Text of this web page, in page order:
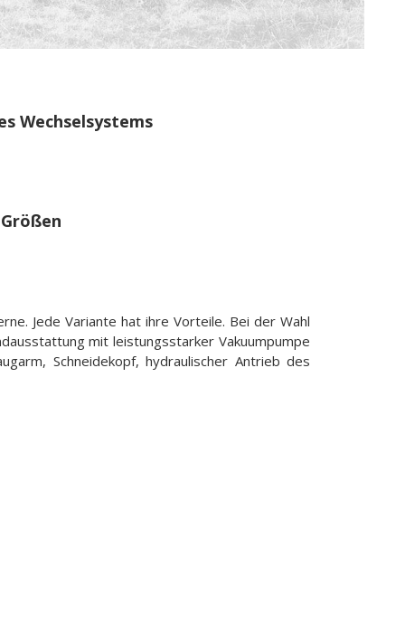
Wechselsystems
Jede Variante hat ihre Vorteile. Bei der Wahl
mit leistungsstarker Vakuumpumpe
Schneidekopf, hydraulischer Antrieb des